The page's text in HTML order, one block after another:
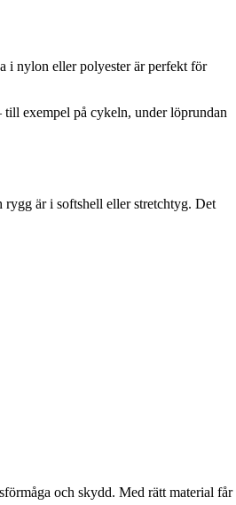
i nylon eller polyester är perfekt för
exempel på cykeln, under löprundan
är i softshell eller stretchtyg. Det
och skydd. Med rätt material får